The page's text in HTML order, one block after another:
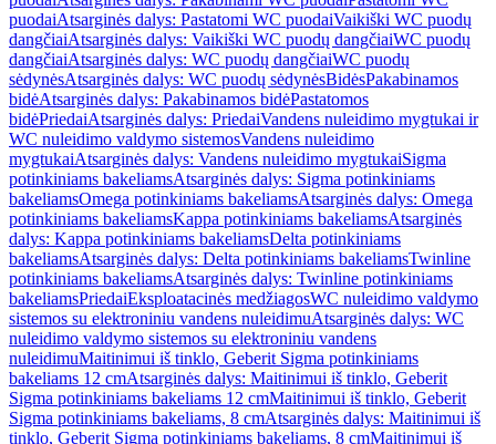
puodaiAtsarginės dalys: Pastatomi WC puodaiVaikiški WC puodų
dangčiaiAtsarginės dalys: Vaikiški WC puodų dangčiaiWC puodų
dangčiaiAtsarginės dalys: WC puodų dangčiaiWC puodų
sėdynėsAtsarginės dalys: WC puodų sėdynėsBidėsPakabinamos
bidėAtsarginės dalys: Pakabinamos bidėPastatomos
bidėPriedaiAtsarginės dalys: PriedaiVandens nuleidimo mygtukai ir
WC nuleidimo valdymo sistemosVandens nuleidimo
mygtukaiAtsarginės dalys: Vandens nuleidimo mygtukaiSigma
potinkiniams bakeliamsAtsarginės dalys: Sigma potinkiniams
bakeliamsOmega potinkiniams bakeliamsAtsarginės dalys: Omega
potinkiniams bakeliamsKappa potinkiniams bakeliamsAtsarginės
dalys: Kappa potinkiniams bakeliamsDelta potinkiniams
bakeliamsAtsarginės dalys: Delta potinkiniams bakeliamsTwinline
potinkiniams bakeliamsAtsarginės dalys: Twinline potinkiniams
bakeliamsPriedaiEksploatacinės medžiagosWC nuleidimo valdymo
sistemos su elektroniniu vandens nuleidimuAtsarginės dalys: WC
nuleidimo valdymo sistemos su elektroniniu vandens
nuleidimuMaitinimui iš tinklo, Geberit Sigma potinkiniams
bakeliams 12 cmAtsarginės dalys: Maitinimui iš tinklo, Geberit
Sigma potinkiniams bakeliams 12 cmMaitinimui iš tinklo, Geberit
Sigma potinkiniams bakeliams, 8 cmAtsarginės dalys: Maitinimui iš
tinklo, Geberit Sigma potinkiniams bakeliams, 8 cmMaitinimui iš